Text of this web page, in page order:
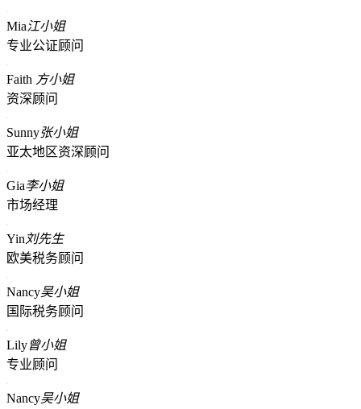
Mia江小姐
专业公证顾问
Faith 方小姐
资深顾问
Sunny张小姐
亚太地区资深顾问
Gia李小姐
市场经理
Yin 刘先生
欧美税务顾问
Nancy吴小姐
国际税务顾问
Lily曾小姐
专业顾问
Nancy吴小姐